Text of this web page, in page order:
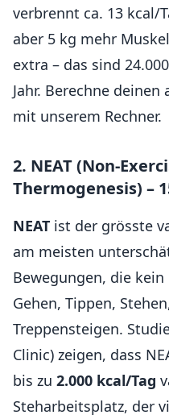
verbrennt ca. 13 kcal/
aber 5 kg mehr
extra – das sind
Jahr. Berechne deinen
mit unserem Rechner.
2. NEAT (Non-
Thermogenesis) –
NEAT ist der grösste
am meisten
Bewegungen, die
Gehen, Tippen,
Treppensteigen.
Clinic) zeigen, dass
bis zu 2.000 kcal/Tag
Steharbeitsplatz, der